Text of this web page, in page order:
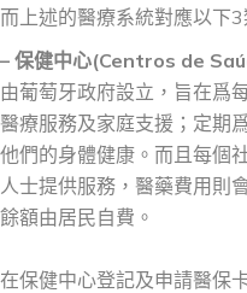
而上述的醫療系統對應以下3
– 保健中心(Centros de
由葡萄牙政府設立，旨在爲
醫療服務及家庭支援；定期
他們的身體健康。而且每個
人士提供服務，醫藥費用則
餘額由居民自費。
在保健中心登記及申請醫保